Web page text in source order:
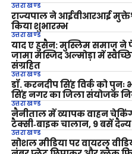
उत्तराखण्ड
राज्यपाल ने आईवीआरआई
किया शुभारम्भ
उत्तराखण्ड
याद ए हुसैन: मुस्लिम समाज ने
जामा मस्जिद अल्मोड़ा में
संग्रहित
उत्तराखण्ड
डॉ. करनदीप सिंह विर्क को पुनः
सिंह नगर का जिला संयोजक
उत्तराखण्ड
नैनीताल में व्यापक वाहन
टैक्सी‑बाइक चालान, 9 बसें
उत्तराखण्ड
सोशल मीडिया पर वायरल